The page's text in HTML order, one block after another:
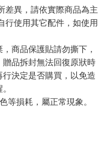
差異，請依實際商品為主
行使用其它配件，如使用
商品保護貼請勿撕下，
品拆封無法回復原狀時
決定是否購買，以免造
等損耗，屬正常現象。